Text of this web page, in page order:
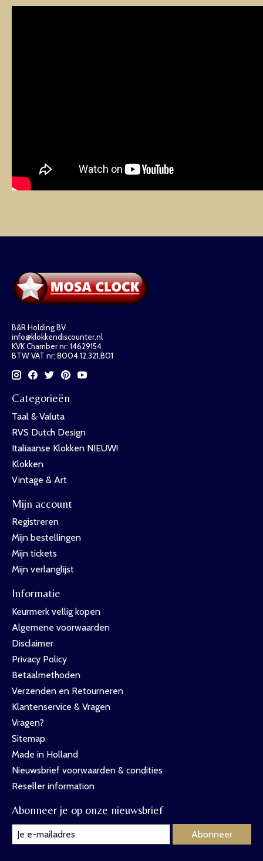
B&R Holding BV
info@klokkendiscounter.nl
KVK Chamber nr: 14629154
BTW VAT nr: 8004.12.321.B01
Categorieën
Taal & Valuta
RVS Dutch Design
Italiaanse Klokken NIEUW!
Klokken
Vintage & Art
Mijn account
Registreren
Mijn bestellingen
Mijn tickets
Mijn verlanglijst
Informatie
Keurmerk vellig kopen
Algemene voorwaarden
Disclaimer
Privacy Policy
Betaalmethoden
Verzenden en Retourneren
Klantenservice & Vragen
Vragen?
Sitemap
Made in Holland
Nieuwsbrief voorwaarden & condities
Reseller information
Abonneer je op onze nieuwsbrief
Abonneer